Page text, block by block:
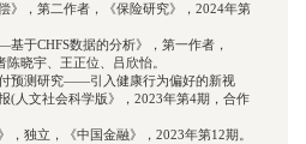
》，第二作者，《保险研究》，2024年第
于CHFS数据的分析》，第一作者，
陈晓宇、王正位、吕欣怡。
预测研究——引入健康行为偏好的新视
(人文社会科学版》，2023年第4期，合作
，独立，《中国金融》，2023年第12期。